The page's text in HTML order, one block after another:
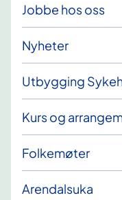
Jobbe hos oss
Nyheter
Utbygging
Kurs og
Folkemøter
Arendalsuka